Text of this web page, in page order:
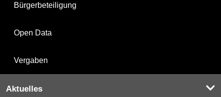
Bürgerbeteiligung
Open Data
Vergaben
Aktuelles